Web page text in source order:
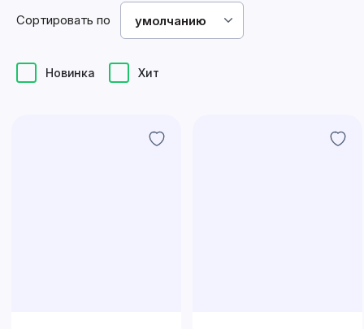
Новинка Хит
Сортировать по умолчанию